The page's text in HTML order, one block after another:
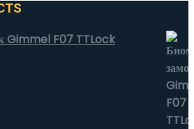
Gimmel F07 TTLock